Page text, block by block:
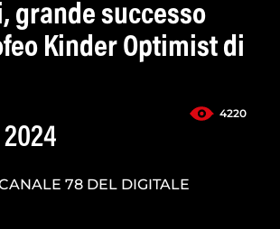
grande successo
Kinder Optimist di
4220
78 DEL DIGITALE